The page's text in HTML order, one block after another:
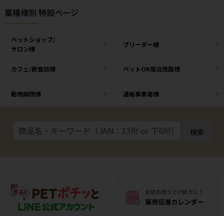
業種様別 特設ページ
ペットショップ/
サロン様
ブリーダー様
カフェ/飲食店様 ペットOK宿泊施設様
動物病院様 通販事業者様
検索